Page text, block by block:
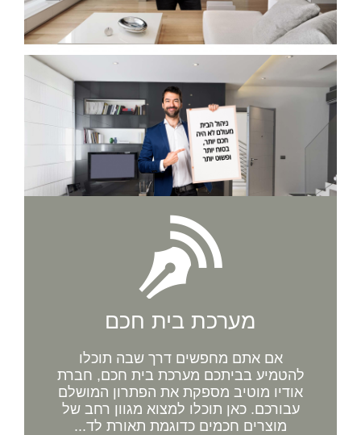
מערכת בית חכם
אם אתם מחפשים דרך שבה תוכלו
להטמיע בביתכם מערכת בית חכם, חברת
אודיו מוטיב מספקת את הפתרון המושלם
עבורכם. כאן תוכלו למצוא מגוון רחב של
מוצרים חכמים כדוגמת תאורת לד...